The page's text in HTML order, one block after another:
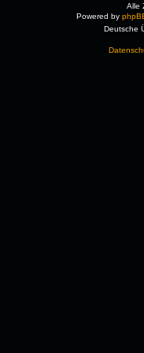
Alle
Powered by
Deutsche